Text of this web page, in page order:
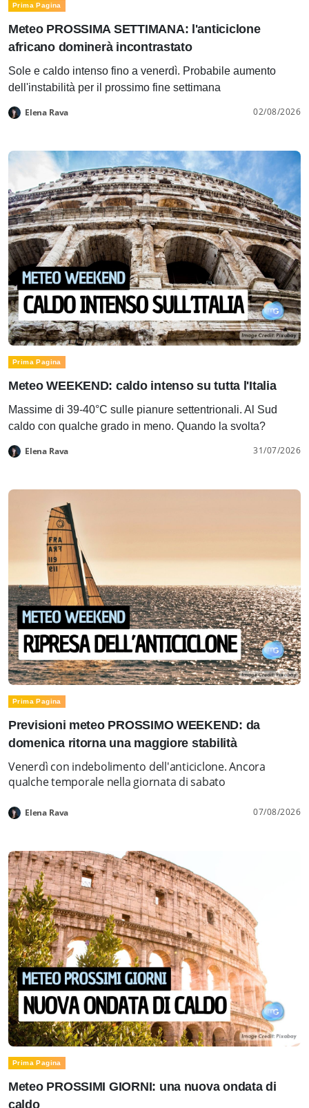
Prima Pagina
Meteo PROSSIMA SETTIMANA: l'anticiclone
africano dominerà incontrastato
Sole e caldo intenso fino a venerdì. Probabile aumento
dell'instabilità per il prossimo fine settimana
Elena Rava 02/08/2026
Prima Pagina
Meteo WEEKEND: caldo intenso su tutta l'Italia
Massime di 39-40°C sulle pianure settentrionali. Al Sud
caldo con qualche grado in meno. Quando la svolta?
Elena Rava 31/07/2026
Prima Pagina
Previsioni meteo PROSSIMO WEEKEND: da
domenica ritorna una maggiore stabilità
Venerdì con indebolimento dell'anticiclone. Ancora
qualche temporale nella giornata di sabato
Elena Rava 07/08/2026
Prima Pagina
Meteo PROSSIMI GIORNI: una nuova ondata di
caldo